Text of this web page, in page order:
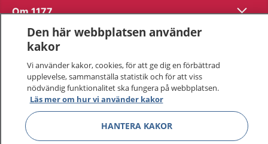
Om 1177 Visa
Kontakt
Behandling av personuppgifter
Hantering av kakor
Den här webbplatsen använder
kakor
Vi använder kakor, cookies, för att ge dig en förbättrad
upplevelse, sammanställa statistik och för att viss
nödvändig funktionalitet ska fungera på webbplatsen.
Läs mer om hur vi använder kakor
HANTERA KAKOR